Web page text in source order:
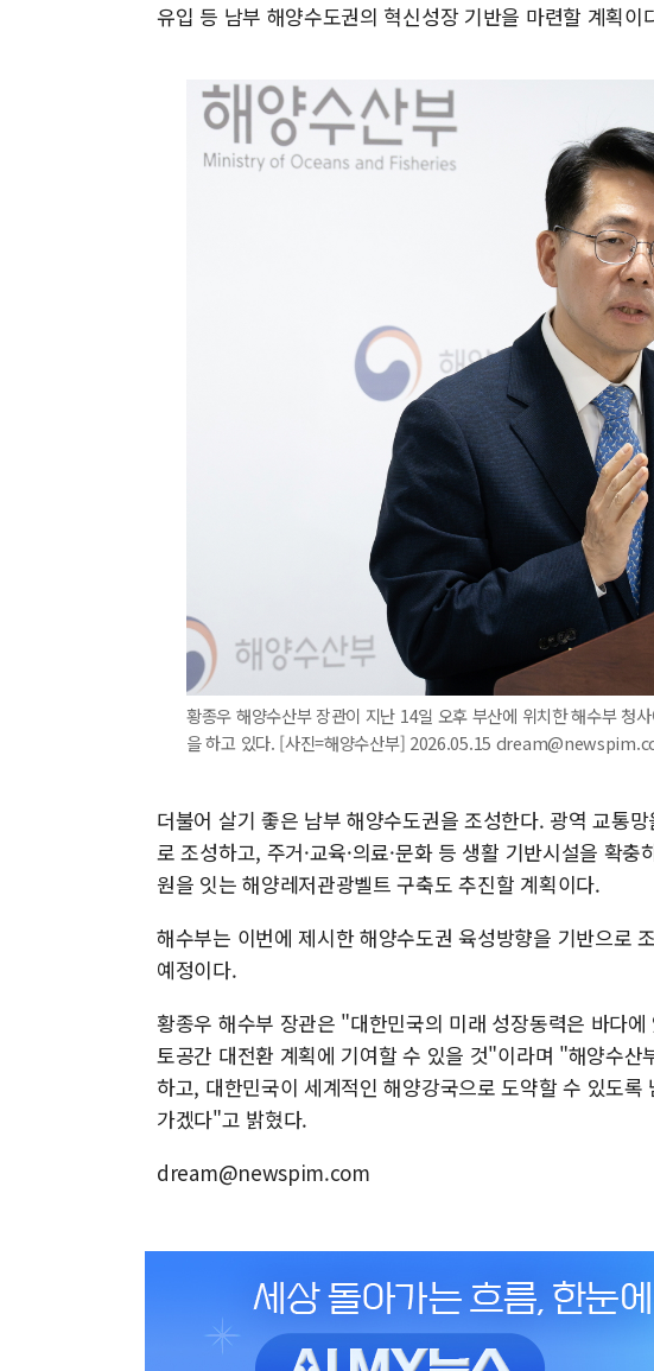
유입 등 남부 해양수도권의 혁신성장 기반을 마련할 계획이
황종우 해양수산부 장관이 지난 14일 오후 부산에 위치한 해수부 청
을 하고 있다. [사진=해양수산부] 2026.05.15
더불어 살기 좋은 남부 해양수도권을 조성한다. 광역 교통
로 조성하고, 주거·교육·의료·문화 등 생활 기반시설을 확
원을 잇는 해양레저관광벨트 구축도 추진할 계획이다.
해수부는 이번에 제시한 해양수도권 육성방향을 기반으로
예정이다.
황종우 해수부 장관은 "대한민국의 미래 성장동력은 바다
토공간 대전환 계획에 기여할 수 있을 것"이라며 "해양수산
하고, 대한민국이 세계적인 해양강국으로 도약할 수 있도
가겠다"고 밝혔다.
dream@newspim.com